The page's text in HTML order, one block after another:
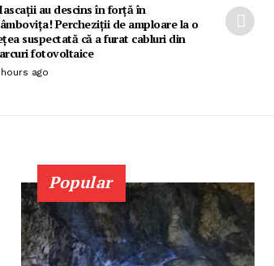
au descins în forță în
Percheziții de amploare la o
suspectată că a furat cabluri din
fotovoltaice
ago
Popular